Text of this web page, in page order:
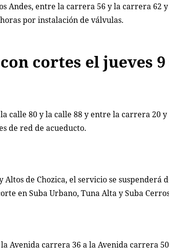
Andes, entre la carrera 56 y la carrera 62
por instalación de válvulas.
cortes el jueves
calle 80 y la calle 88 y entre la carrera 20
de red de acueducto.
Altos de Chozica, el servicio se
en Suba Urbano, Tuna Alta y Suba
la Avenida carrera 36 a la Avenida carrera